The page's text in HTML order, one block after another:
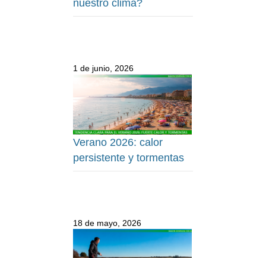
nuestro clima?
1 de junio, 2026
Verano 2026: calor
persistente y tormentas
18 de mayo, 2026